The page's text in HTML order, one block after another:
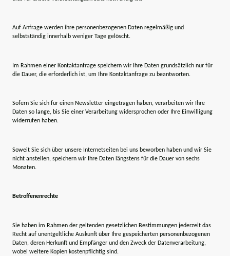
Auf Anfrage werden ihre personenbezogenen Daten regelmäßig und
selbstständig innerhalb weniger Tage gelöscht.
Im Rahmen einer Kontaktanfrage speichern wir Ihre Daten grundsätzlich nur für
die Dauer, die erforderlich ist, um Ihre Kontaktanfrage zu beantworten.
Sofern Sie sich für einen Newsletter eingetragen haben, verarbeiten wir Ihre
Daten so lange, bis Sie einer Verarbeitung widersprochen oder Ihre Einwilligung
widerrufen haben.
Soweit Sie sich über unsere Internetseiten bei uns beworben haben und wir Sie
nicht anstellen, speichern wir Ihre Daten längstens für die Dauer von sechs
Monaten.
Betroffenenrechte
Sie haben im Rahmen der geltenden gesetzlichen Bestimmungen jederzeit das
Recht auf unentgeltliche Auskunft über Ihre gespeicherten personenbezogenen
Daten, deren Herkunft und Empfänger und den Zweck der Datenverarbeitung,
wobei weitere Kopien kostenpflichtig sind.